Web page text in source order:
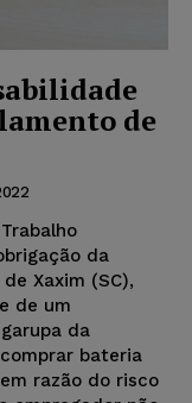
de
da
Xaxim (SC),
de um
da
bateria
razão do risco